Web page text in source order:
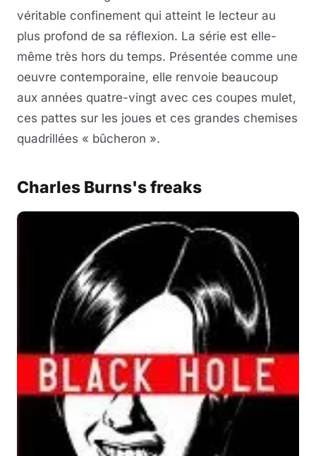
véritable confinement qui atteint le lecteur au
plus profond de sa réflexion. La série est elle-
même très hors du temps. Présentée comme une
oeuvre contemporaine, elle renvoie beaucoup
aux années quatre-vingt avec ces coupes mulet,
ces pattes sur les joues et ces grandes chemises
quadrillées « bûcheron ».
Charles Burns's freaks